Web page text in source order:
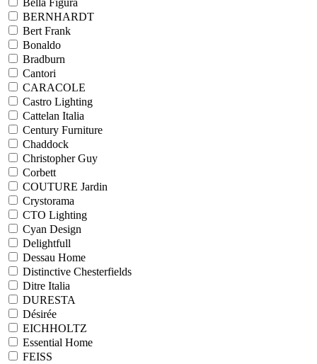
Bella Figura
BERNHARDT
Bert Frank
Bonaldo
Bradburn
Cantori
CARACOLE
Castro Lighting
Cattelan Italia
Century Furniture
Chaddock
Christopher Guy
Corbett
COUTURE Jardin
Crystorama
CTO Lighting
Cyan Design
Delightfull
Dessau Home
Distinctive Chesterfields
Ditre Italia
DURESTA
Désirée
EICHHOLTZ
Essential Home
FEISS